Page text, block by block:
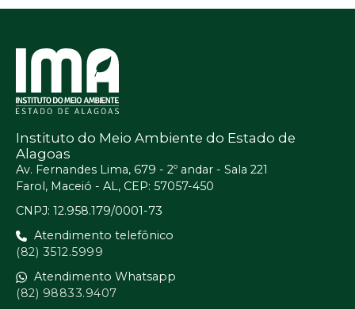
Instituto do Meio Ambiente do Estado de
Alagoas
Av. Fernandes Lima, 679 - 2º andar - Sala 221
Farol, Maceió - AL, CEP: 57057-450
CNPJ: 12.958.179/0001-73
Atendimento telefônico
(82) 3512.5999
Atendimento Whatsapp
(82) 98833.9407